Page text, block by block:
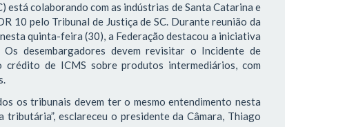
está colaborando com as indústrias de Santa Catarina e
10 pelo Tribunal de Justiça de SC. Durante reunião da
quinta-feira (30), a Federação destacou a iniciativa
desembargadores devem revisitar o Incidente de
de ICMS sobre produtos intermediários, com
os tribunais devem ter o mesmo entendimento nesta
esclareceu o presidente da Câmara, Thiago